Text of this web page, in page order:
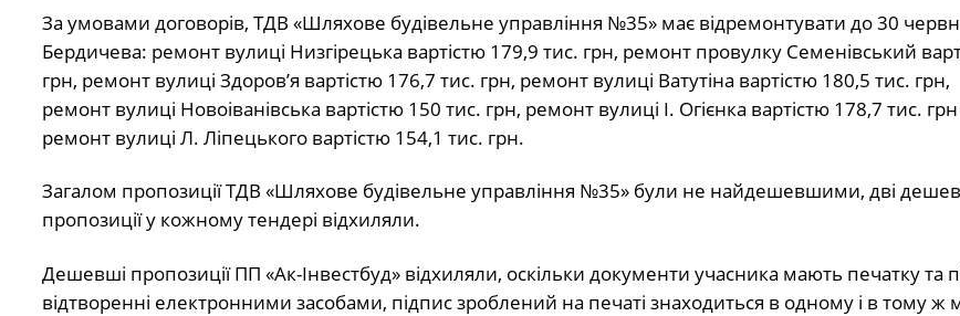
За умовами договорів, ТДВ «Шляхове будівельне управління №35» має відремонтувати до 30
Бердичева: ремонт вулиці Низгірецька вартістю 179,9 тис. грн, ремонт провулку Семенівський
грн, ремонт вулиці Здоров’я вартістю 176,7 тис. грн, ремонт вулиці Ватутіна вартістю 180,5 тис. грн,
ремонт вулиці Новоіванівська вартістю 150 тис. грн, ремонт вулиці І. Огієнка вартістю 178,7 тис. грн
ремонт вулиці Л. Ліпецького вартістю 154,1 тис. грн.
Загалом пропозиції ТДВ «Шляхове будівельне управління №35» були не найдешевшими, дві
пропозиції у кожному тендері відхиляли.
Дешевші пропозиції ПП «Ак-Інвестбуд» відхиляли, оскільки документи учасника мають печатку та
відтворенні електронними засобами, підпис зроблений на печаті знаходиться в одному і в тому ж